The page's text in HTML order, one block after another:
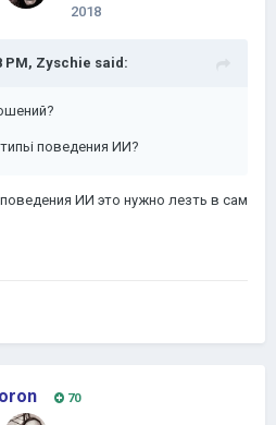
2018
PM, Zyschie said:
?
поведения ИИ?
ИИ это нужно лезть в сам
70